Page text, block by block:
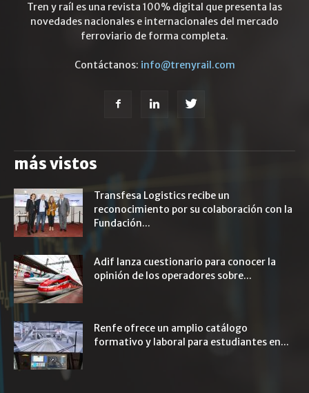
Tren y raíl es una revista 100% digital que presenta las
novedades nacionales e internacionales del mercado
ferroviario de forma completa.
Contáctanos: info@trenyrail.com
más vistos
Transfesa Logistics recibe un
reconocimiento por su colaboración con la
Fundación...
Adif lanza cuestionario para conocer la
opinión de los operadores sobre...
Renfe ofrece un amplio catálogo
formativo y laboral para estudiantes en...